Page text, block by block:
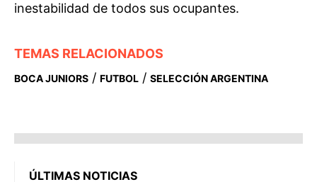
inestabilidad de todos sus ocupantes.
TEMAS RELACIONADOS
BOCA JUNIORS / FUTBOL / SELECCIÓN ARGENTINA
ÚLTIMAS NOTICIAS